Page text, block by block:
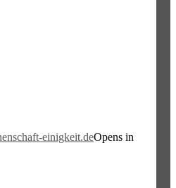
einigkeit.deOpens in